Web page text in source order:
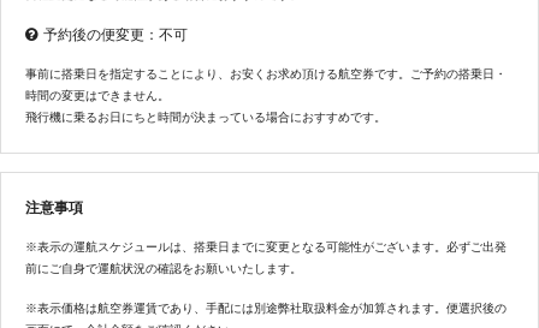
予約後の便変更：不可
事前に搭乗日を指定することにより、お安くお求め頂ける航空券です。ご予約の搭乗日・
時間の変更はできません。
飛行機に乗るお日にちと時間が決まっている場合におすすめです。
注意事項
※表示の運航スケジュールは、搭乗日までに変更となる可能性がございます。必ずご出発
前にご自身で運航状況の確認をお願いいたします。
※表示価格は航空券運賃であり、手配には別途弊社取扱料金が加算されます。便選択後の